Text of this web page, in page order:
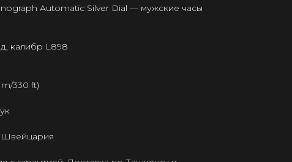
Automatic Silver Dial — мужские часы
калибр L898
330 ft)
Швейцария